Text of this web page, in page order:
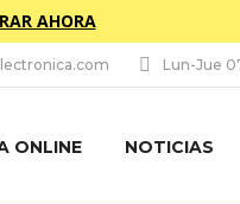
AHORA
Lun-Jue
ONLINE NOTICIAS